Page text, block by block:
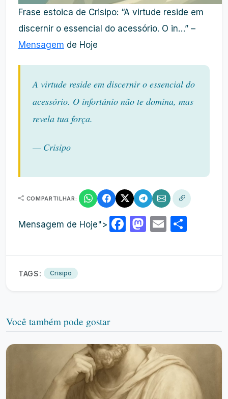
Frase estoica de Crisipo: “A virtude reside em
discernir o essencial do acessório. O in…” –
Mensagem de Hoje
A virtude reside em discernir o essencial do
acessório. O infortúnio não te domina, mas
revela tua força.
— Crisipo
COMPARTILHAR:
Mensagem de Hoje"> Facebook
Mastodon
Email
TAGS: Crisipo
Você também pode gostar